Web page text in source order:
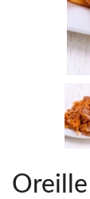
Oreille